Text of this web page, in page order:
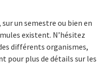
un semestre ou bien en
existent. N’hésitez
différents organismes,
pour plus de détails sur les